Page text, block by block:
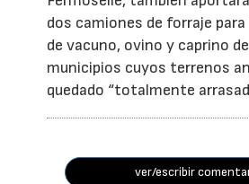
dos camiones de forraje
de vacuno, ovino y caprino
municipios cuyos terrenos
quedado “totalmente
ver/escribir